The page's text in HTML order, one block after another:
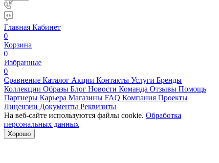
Главная Кабинет
0
Корзина
0
Избранные
0
Сравнение Каталог Акции Контакты Услуги Бренды
Коллекции Образы Блог Новости Команда Отзывы Помощь
Партнеры Карьера Магазины FAQ Компания Проекты
Лицензии Документы Реквизиты
На веб-сайте используются файлы cookie. Обработка
персональных данных
Хорошо